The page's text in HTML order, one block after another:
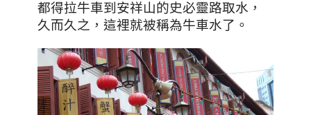
都得拉牛車到安祥山的史必靈路取水，
久而久之，這裡就被稱為牛車水了。